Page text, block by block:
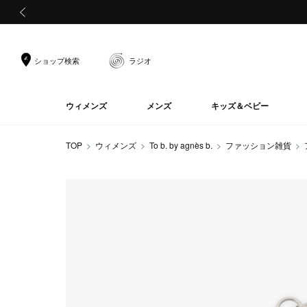
ショップ検索 ラジオ
ウィメンズ メンズ キッズ＆ベビー
TOP ウィメンズ To b. by agnès b. ファッション雑貨